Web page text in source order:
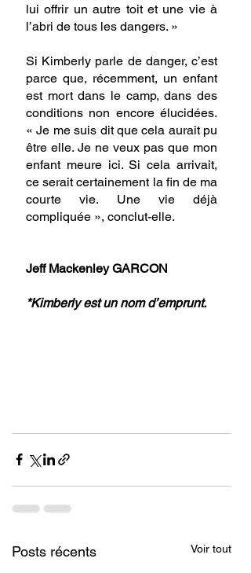
lui offrir un autre toit et une vie à
l’abri de tous les dangers. »
Si Kimberly parle de danger, c’est
parce que, récemment, un enfant
est mort dans le camp, dans des
conditions non encore élucidées.
« Je me suis dit que cela aurait pu
être elle. Je ne veux pas que mon
enfant meure ici. Si cela arrivait,
ce serait certainement la fin de ma
courte vie. Une vie déjà
compliquée », conclut-elle.
Jeff Mackenley GARCON
*Kimberly est un nom d’emprunt.
Posts récents Voir tout